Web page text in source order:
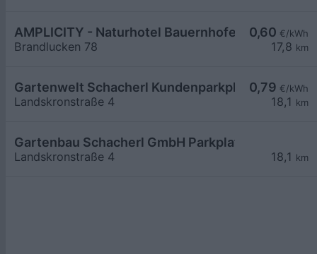
0,60 €/kWh
17,8 km
AMPLICITY - Naturhotel Bauernhofer
Brandlucken 78
0,79 €/kWh
18,1 km
Gartenwelt Schacherl Kundenparkplatz
Landskronstraße 4
18,1 km
Gartenbau Schacherl GmbH Parkplatz
Landskronstraße 4